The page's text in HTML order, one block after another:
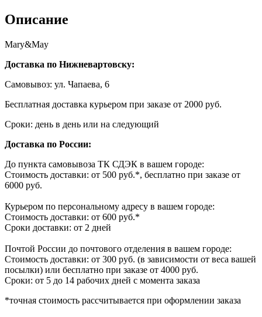
Описание
Mary&May
Доставка по Нижневартовску:
Самовывоз: ул. Чапаева, 6
Бесплатная доставка курьером при заказе от 2000 руб.
Сроки: день в день или на следующий
Доставка по России:
До пункта самовывоза ТК СДЭК в вашем городе:
Стоимость доставки: от 500 руб.*, бесплатно при заказе от
6000 руб.
Курьером по персональному адресу в вашем городе:
Стоимость доставки: от 600 руб.*
Сроки доставки: от 2 дней
Почтой России до почтового отделения в вашем городе:
Стоимость доставки: от 300 руб. (в зависимости от веса вашей
посылки) или бесплатно при заказе от 4000 руб.
Сроки: от 5 до 14 рабочих дней с момента заказа
*точная стоимость рассчитывается при оформлении заказа